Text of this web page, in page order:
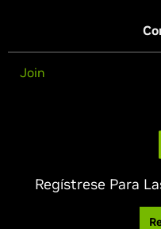
Join
Regístrese Para